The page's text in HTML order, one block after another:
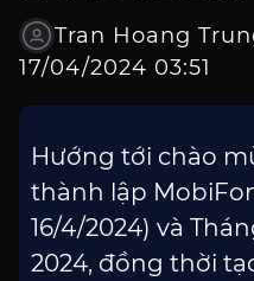
Tran Hoang
17/04/2024 03:51
Hướng tới chào
thành lập
16/4/2024) và
2024, đồng thời